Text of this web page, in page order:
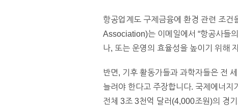
항공업계도 구제금융에 환경 관련 조
Association)는 이메일에서 “항공사들
나, 또는 운영의 효율성을 높이기 위해
반면, 기후 활동가들과 과학자들은 전
늘려야 한다고 주장합니다. 국제에너
전체 3조 3천억 달러(4,000조원)의 경